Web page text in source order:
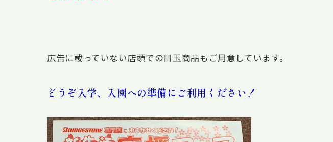
広告に載っていない店頭での目玉商品もご用意しています。
どうぞ入学、入園への準備にご利用ください！